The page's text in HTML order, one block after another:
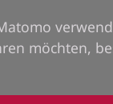
möchten,